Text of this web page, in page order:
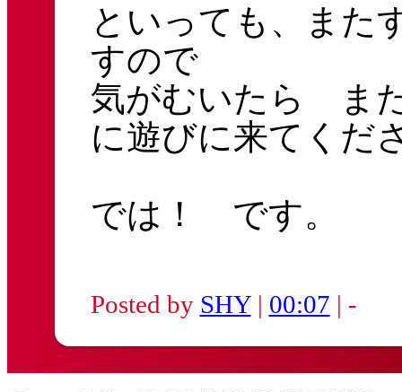
といっても、また
すので
気がむいたら ま
に遊びに来てくだ
では！ です。
Posted by SHY| 00:07 | -